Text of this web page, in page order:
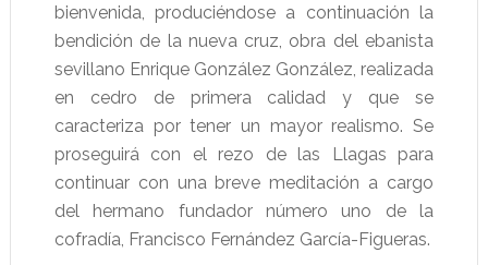
bienvenida, produciéndose a continuación la
bendición de la nueva cruz, obra del ebanista
sevillano Enrique González González, realizada
en cedro de primera calidad y que se
caracteriza por tener un mayor realismo. Se
proseguirá con el rezo de las Llagas para
continuar con una breve meditación a cargo
del hermano fundador número uno de la
cofradía, Francisco Fernández García-Figueras.